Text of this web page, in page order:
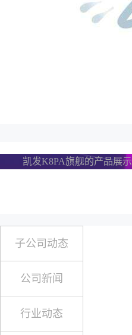
凯发K8PA旗舰的产品展示
子公司动态
公司新闻
行业动态